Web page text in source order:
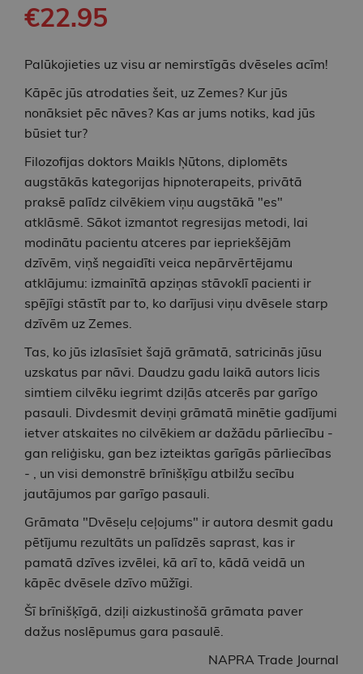
€22.95
Palūkojieties uz visu ar nemirstīgās dvēseles acīm!
Kāpēc jūs atrodaties šeit, uz Zemes? Kur jūs
nonāksiet pēc nāves? Kas ar jums notiks, kad jūs
būsiet tur?
Filozofijas doktors Maikls Ņūtons, diplomēts
augstākās kategorijas hipnoterapeits, privātā
praksē palīdz cilvēkiem viņu augstākā "es"
atklāsmē. Sākot izmantot regresijas metodi, lai
modinātu pacientu atceres par iepriekšējām
dzīvēm, viņš negaidīti veica nepārvērtējamu
atklājumu: izmainītā apziņas stāvoklī pacienti ir
spējīgi stāstīt par to, ko darījusi viņu dvēsele starp
dzīvēm uz Zemes.
Tas, ko jūs izlasīsiet šajā grāmatā, satricinās jūsu
uzskatus par nāvi. Daudzu gadu laikā autors licis
simtiem cilvēku iegrimt dziļās atcerēs par garīgo
pasauli. Divdesmit deviņi grāmatā minētie gadījumi
ietver atskaites no cilvēkiem ar dažādu pārliecību -
gan reliģisku, gan bez izteiktas garīgās pārliecības
- , un visi demonstrē brīnišķīgu atbilžu secību
jautājumos par garīgo pasauli.
Grāmata "Dvēseļu ceļojums" ir autora desmit gadu
pētījumu rezultāts un palīdzēs saprast, kas ir
pamatā dzīves izvēlei, kā arī to, kādā veidā un
kāpēc dvēsele dzīvo mūžīgi.
Šī brīnišķīgā, dziļi aizkustinošā grāmata paver
dažus noslēpumus gara pasaulē.
NAPRA Trade Journal